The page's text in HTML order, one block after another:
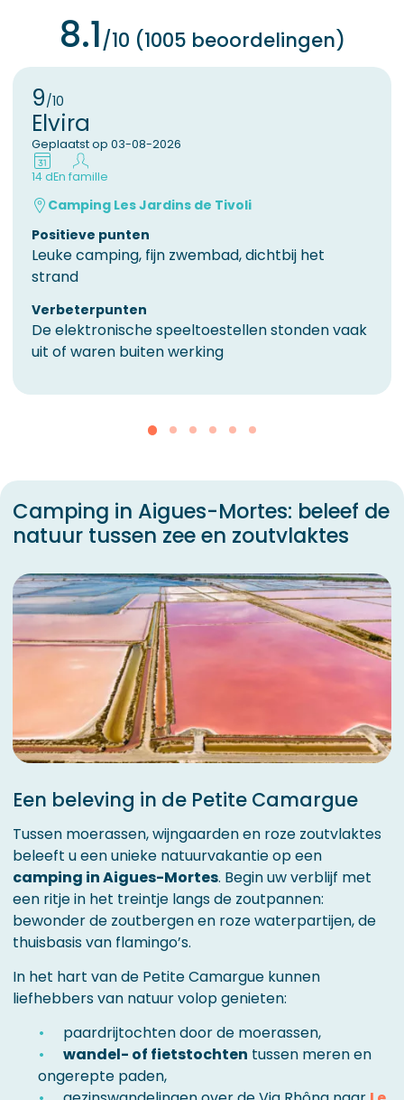
8.1/10 (1005 beoordelingen)
9/10
Elvira
Geplaatst op 03-08-2026
14 dEn famille
Camping Les Jardins de Tivoli
Positieve punten
Leuke camping, fijn zwembad, dichtbij het
strand
Verbeterpunten
De elektronische speeltoestellen stonden vaak
uit of waren buiten werking
Camping in Aigues-Mortes: beleef de
natuur tussen zee en zoutvlaktes
Een beleving in de Petite Camargue
Tussen moerassen, wijngaarden en roze zoutvlaktes
beleeft u een unieke natuurvakantie op een
camping in Aigues-Mortes. Begin uw verblijf met
een ritje in het treintje langs de zoutpannen:
bewonder de zoutbergen en roze waterpartijen, de
thuisbasis van flamingo’s.
In het hart van de Petite Camargue kunnen
liefhebbers van natuur volop genieten:
paardrijtochten door de moerassen,
wandel- of fietstochten tussen meren en
ongerepte paden,